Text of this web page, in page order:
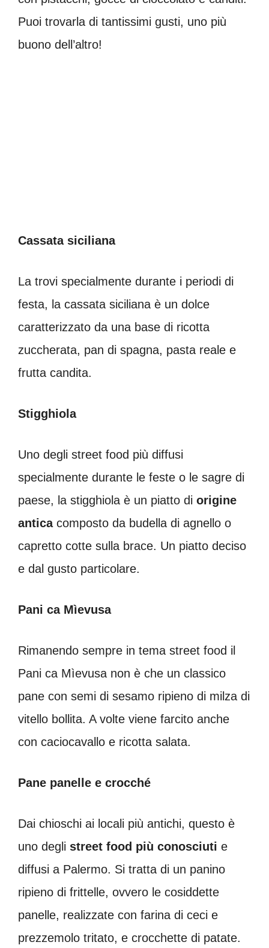
Puoi trovarla di tantissimi gusti, uno più
buono dell’altro!
Cassata siciliana
La trovi specialmente durante i periodi di
festa, la cassata siciliana è un dolce
caratterizzato da una base di ricotta
zuccherata, pan di spagna, pasta reale e
frutta candita.
Stigghiola
Uno degli street food più diffusi
specialmente durante le feste o le sagre di
paese, la stigghiola è un piatto di origine
anticacomposto da budella di agnello o
capretto cotte sulla brace. Un piatto deciso
e dal gusto particolare.
Pani ca Mìevusa
Rimanendo sempre in tema street food il
Pani ca Mìevusa non è che un classico
pane con semi di sesamo ripieno di milza di
vitello bollita. A volte viene farcito anche
con caciocavallo e ricotta salata.
Pane panelle e crocché
Dai chioschi ai locali più antichi, questo è
uno degli street food più conosciuti e
diffusi a Palermo. Si tratta di un panino
ripieno di frittelle, ovvero le cosiddette
panelle, realizzate con farina di ceci e
prezzemolo tritato, e crocchette di patate.